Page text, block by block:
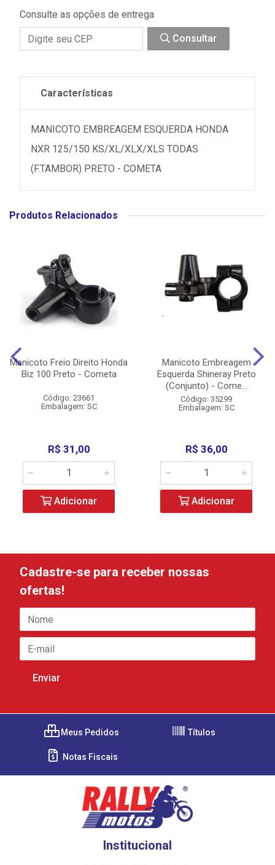
Consulte as opções de entrega
Consultar
Características
MANICOTO EMBREAGEM ESQUERDA HONDA
NXR 125/150 KS/XL/XLX/XLS TODAS
(F.TAMBOR) PRETO - COMETA
Produtos Relacionados
Manicoto Freio Direito Honda
Biz 100 Preto - Cometa
Código: 23661
Embalagem: SC
R$ 31,00
Adicionar
Manicoto Embreagem
Esquerda Shineray Preto
(Conjunto) - Come...
Código: 35299
Embalagem: SC
R$ 36,00
Adicionar
Cadastre-se para receber nossas
ofertas!
Meus Pedidos Títulos
Notas Fiscais
Institucional